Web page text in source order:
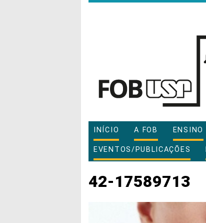
INÍCIO A FOB ENSINO
EVENTOS/PUBLICAÇÕES
42-17589713